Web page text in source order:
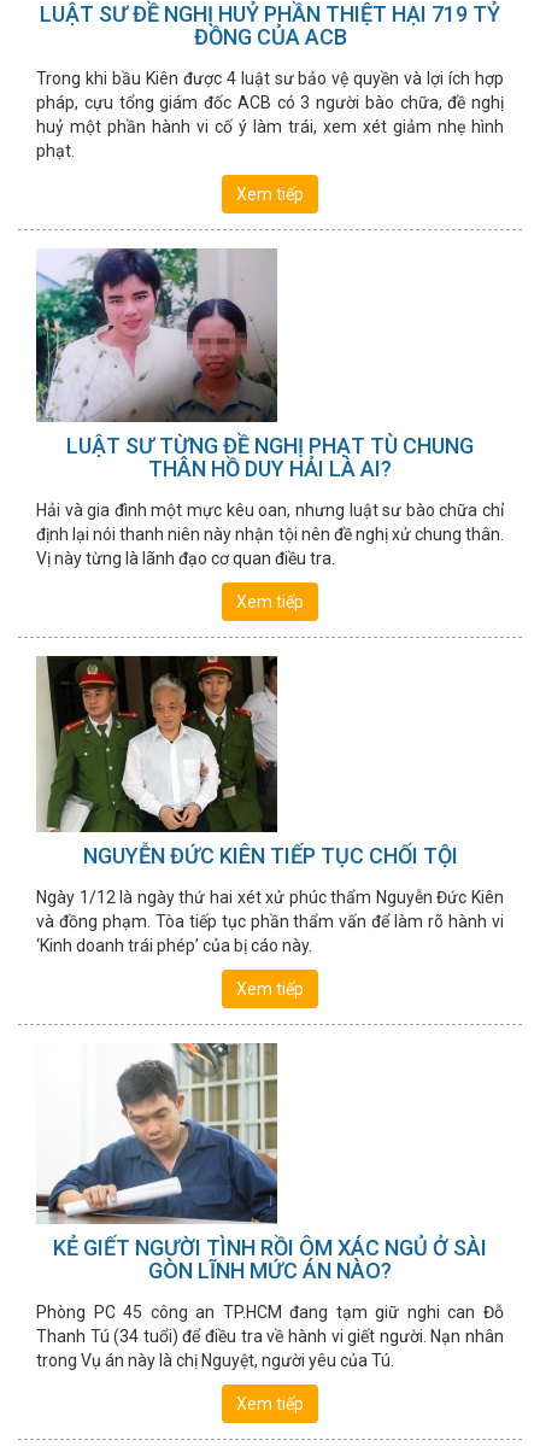
LUẬT SƯ ĐỀ NGHỊ HUỶ PHẦN THIỆT HẠI 719 TỶ
ĐỒNG CỦA ACB
Trong khi bầu Kiên được 4 luật sư bảo vệ quyền và lợi ích hợp
pháp, cựu tổng giám đốc ACB có 3 người bào chữa, đề nghị
huỷ một phần hành vi cố ý làm trái, xem xét giảm nhẹ hình
phạt.
Xem tiếp
LUẬT SƯ TỪNG ĐỀ NGHỊ PHẠT TÙ CHUNG
THÂN HỒ DUY HẢI LÀ AI?
Hải và gia đình một mực kêu oan, nhưng luật sư bào chữa chỉ
định lại nói thanh niên này nhận tội nên đề nghị xử chung thân.
Vị này từng là lãnh đạo cơ quan điều tra.
Xem tiếp
NGUYỄN ĐỨC KIÊN TIẾP TỤC CHỐI TỘI
Ngày 1/12 là ngày thứ hai xét xử phúc thẩm Nguyễn Đức Kiên
và đồng phạm. Tòa tiếp tục phần thẩm vấn để làm rõ hành vi
‘Kinh doanh trái phép’ của bị cáo này.
Xem tiếp
KẺ GIẾT NGƯỜI TÌNH RỒI ÔM XÁC NGỦ Ở SÀI
GÒN LĨNH MỨC ÁN NÀO?
Phòng PC 45 công an TP.HCM đang tạm giữ nghi can Đỗ
Thanh Tú (34 tuổi) để điều tra về hành vi giết người. Nạn nhân
trong Vụ án này là chị Nguyệt, người yêu của Tú.
Xem tiếp